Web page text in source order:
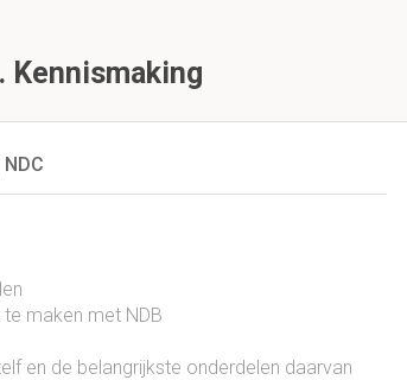
Kennismaking
maken met NDB
en de belangrijkste onderdelen daarvan